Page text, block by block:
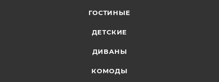
ГОСТИНЫЕ
ДЕТСКИЕ
ДИВАНЫ
КОМОДЫ